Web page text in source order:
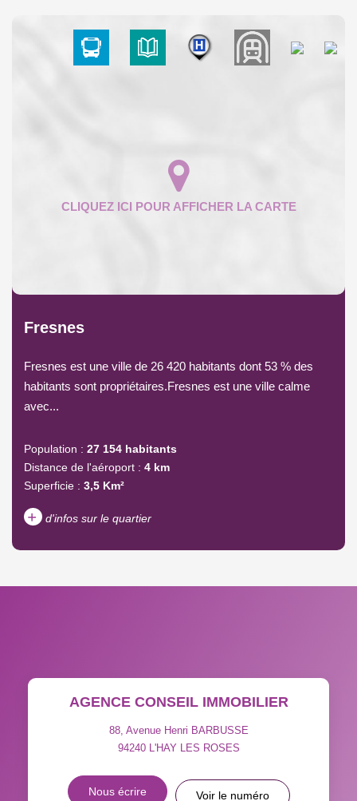
Fresnes
Fresnes est une ville de 26 420 habitants dont 53 % des
habitants sont propriétaires.Fresnes est une ville calme
avec...
Population : 27 154 habitants
Distance de l'aéroport : 4 km
Superficie : 3,5 Km²
+ d'infos sur le quartier
TAXE FONCIÈRE
PART DES MÉNAGES SANS
VOITURE
AGENCE CONSEIL IMMOBILIER
88, Avenue Henri BARBUSSE
94240 L'HAY LES ROSES
Nous écrire Voir le numéro